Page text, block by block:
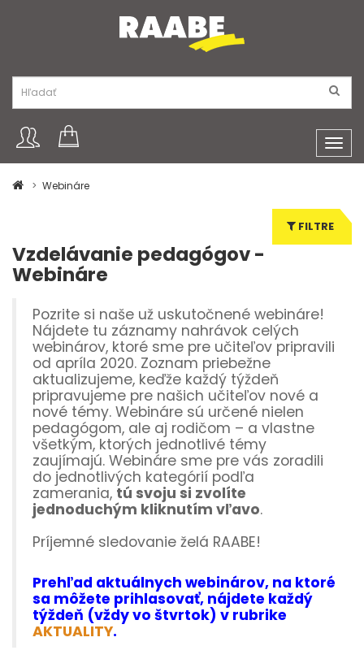
Webináre
FILTRE
Vzdelávanie pedagógov -
Webináre
Pozrite si naše už uskutočnené webináre!
Nájdete tu záznamy nahrávok celých
webinárov, ktoré sme pre učiteľov pripravili
od apríla 2020. Zoznam priebežne
aktualizujeme, keďže každý týždeň
pripravujeme pre našich učiteľov nové a
nové témy. Webináre sú určené nielen
pedagógom, ale aj rodičom – a vlastne
všetkým, ktorých jednotlivé témy
zaujímajú. Webináre sme pre vás zoradili
do jednotlivých kategórií podľa
zamerania, tú svoju si zvolíte
jednoduchým kliknutím vľavo.
Príjemné sledovanie želá RAABE!
Prehľad aktuálnych webinárov, na ktoré
sa môžete prihlasovať, nájdete každý
týždeň (vždy vo štvrtok) v rubrike
AKTUALITY.